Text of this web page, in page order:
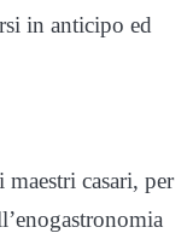
in anticipo ed
maestri casari, per